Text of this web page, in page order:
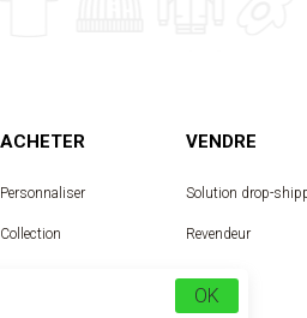
ACHETER
Personnaliser
Collection
VENDRE
Solution drop-
Revendeur
Designer
OK